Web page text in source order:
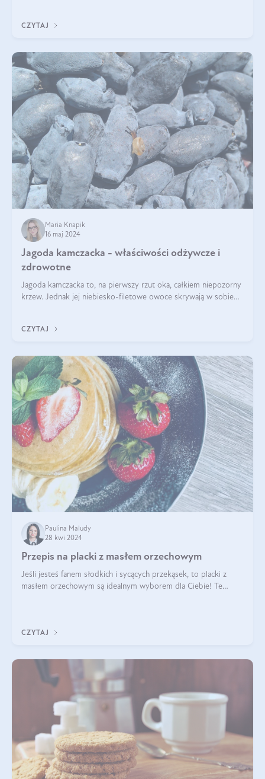
CZYTAJ
Maria Knapik
16 maj 2024
Jagoda kamczacka - właściwości odżywcze i
zdrowotne
Jagoda kamczacka to, na pierwszy rzut oka, całkiem niepozorny
krzew. Jednak jej niebiesko-filetowe owoce skrywają w sobie
CZYTAJ
Paulina Maludy
28 kwi 2024
Przepis na placki z masłem orzechowym
Jeśli jesteś fanem słodkich i sycących przekąsek, to placki z
masłem orzechowym są idealnym wyborem dla Ciebie! Te
CZYTAJ